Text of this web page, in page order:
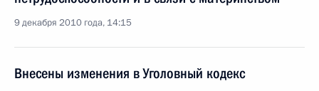
9 декабря 2010 года, 14:15
Внесены изменения в Уголовный кодекс